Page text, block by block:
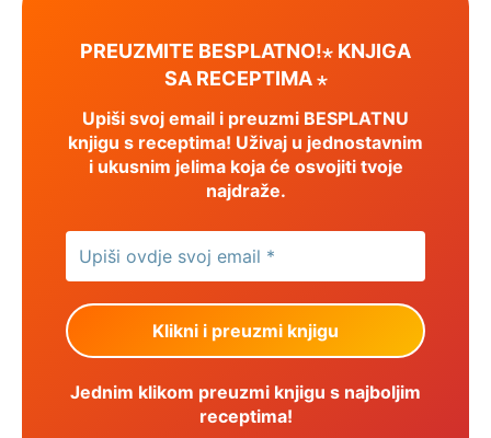
PREUZMITE BESPLATNO!⋆ KNJIGA
SA RECEPTIMA ⋆
Upiši svoj email i preuzmi BESPLATNU
knjigu s receptima! Uživaj u jednostavnim
i ukusnim jelima koja će osvojiti tvoje
najdraže.
Jednim klikom preuzmi knjigu s najboljim
receptima!